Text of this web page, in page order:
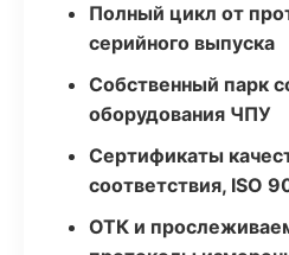
Полный цикл от
серийного выпуска
Собственный парк
оборудования ЧПУ
Сертификаты
соответствия, ISO
ОТК и